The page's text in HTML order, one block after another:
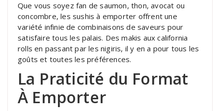
Que vous soyez fan de saumon, thon, avocat ou
concombre, les sushis à emporter offrent une
variété infinie de combinaisons de saveurs pour
satisfaire tous les palais. Des makis aux california
rolls en passant par les nigiris, il y en a pour tous les
goûts et toutes les préférences.
La Praticité du Format
À Emporter